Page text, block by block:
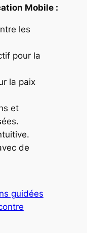
Mobile :
les
pour la
la paix
et
de
guidées